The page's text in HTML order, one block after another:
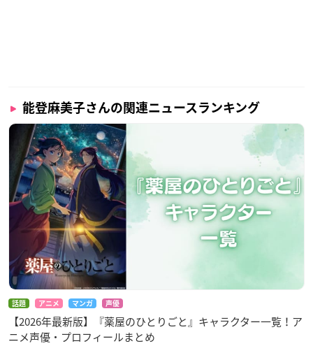
能登麻美子さんの関連ニュースランキング
話題 アニメ マンガ 声優
【2026年最新版】『薬屋のひとりごと』キャラクター一覧！ア
ニメ声優・プロフィールまとめ